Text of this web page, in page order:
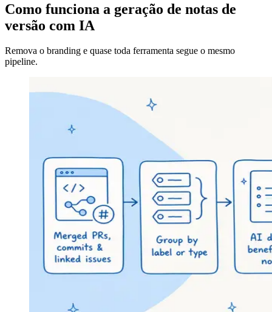
Como funciona a geração de notas de
versão com IA
Remova o branding e quase toda ferramenta segue o mesmo
pipeline.